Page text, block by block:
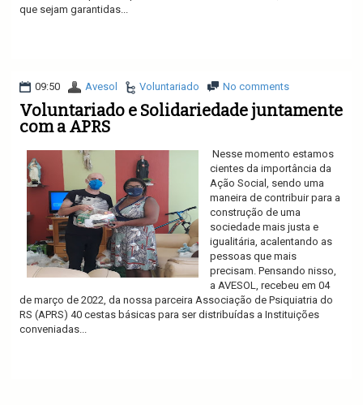
que sejam garantidas...
09:50 Avesol Voluntariado No comments
Voluntariado e Solidariedade juntamente
com a APRS
Nesse momento estamos
cientes da importância da
Ação Social, sendo uma
maneira de contribuir para a
construção de uma
sociedade mais justa e
igualitária, acalentando as
pessoas que mais
precisam. Pensando nisso,
a AVESOL, recebeu em 04
de março de 2022, da nossa parceira Associação de Psiquiatria do
RS (APRS) 40 cestas básicas para ser distribuídas a Instituições
conveniadas...